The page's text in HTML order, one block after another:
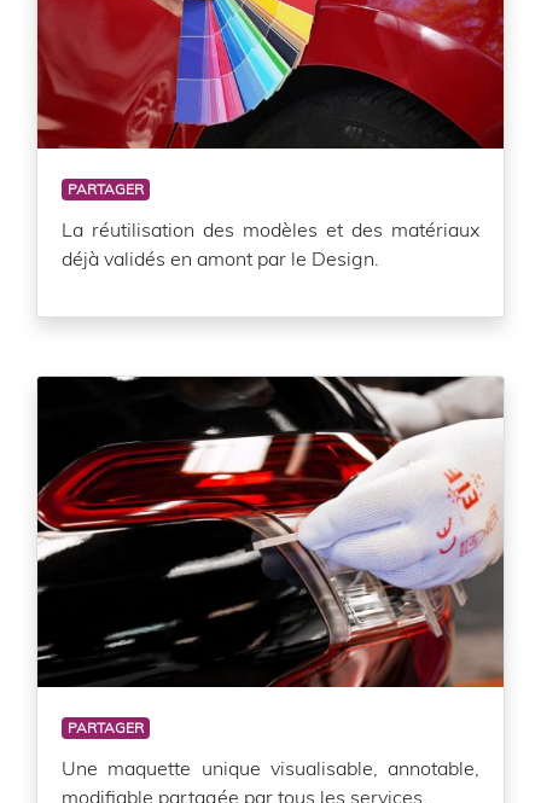
PARTAGER
La réutilisation des modèles et des matériaux
déjà validés en amont par le Design.
PARTAGER
Une maquette unique visualisable, annotable,
modifiable partagée par tous les services.